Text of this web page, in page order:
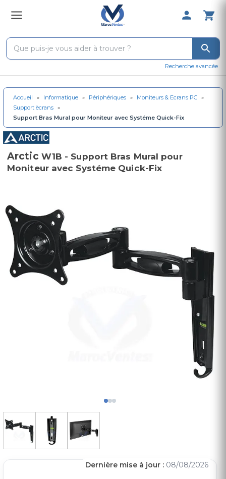
0 Produit
Recherche avancée
Accueil » Informatique » Périphériques » Moniteurs & Ecrans PC »
Support ècrans »
Support Bras Mural pour Moniteur avec Systéme Quick-Fix
Arctic W1B - Support Bras Mural pour
Moniteur avec Systéme Quick-Fix
Dernière mise à jour : 08/08/2026